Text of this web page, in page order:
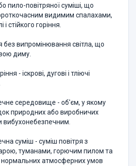
пило-повітряної суміші, що
видимим спалахами,
стійкого горіння.
без випромінювання світла, що
диму.
- іскрові, дугові і тліючі
середовище - об'єм, у якому
природних або виробничих
вибухонебезпечним.
суміш - суміш повітря з
туманами, горючим пилом та
нормальних атмосферних умов